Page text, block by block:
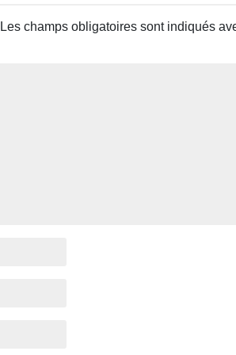
Les champs obligatoires sont indiqués